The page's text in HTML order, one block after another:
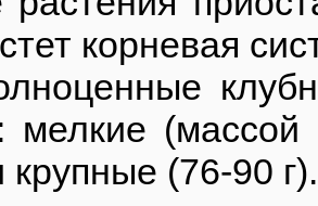
корневая
мелкие (массой
крупные (76-90 г).